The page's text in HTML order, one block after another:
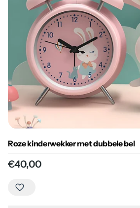
Roze kinderwekker met dubbele bel
€40,00